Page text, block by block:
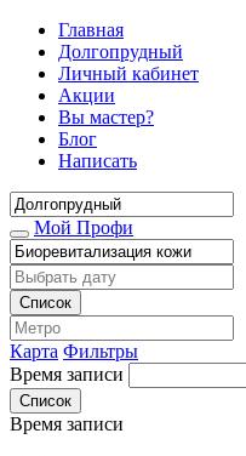
Главная
Долгопрудный
Личный кабинет
Акции
Вы мастер?
Блог
Написать
Мой Профи
Список
Карта Фильтры
Время записи
Список
Время записи